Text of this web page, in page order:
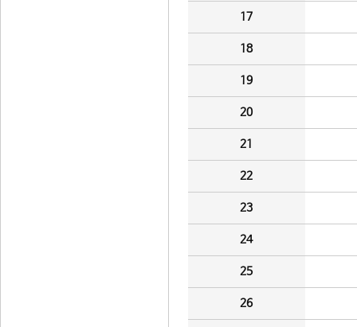
17
18
19
20
21
22
23
24
25
26